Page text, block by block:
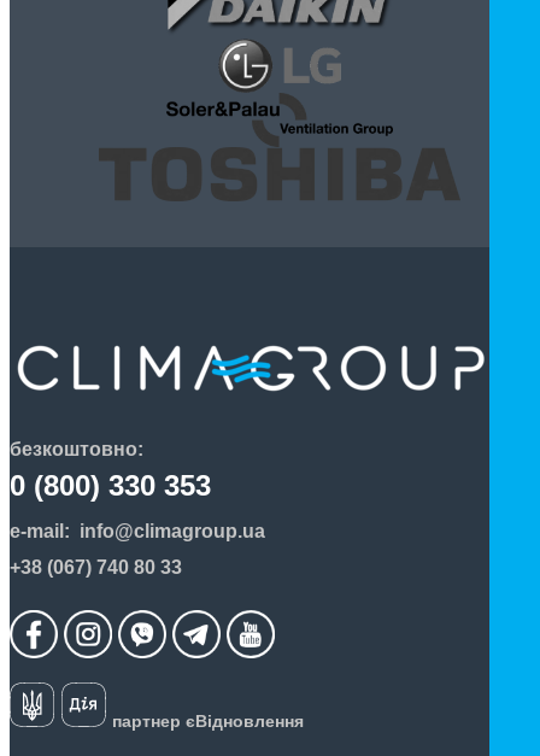
безкоштовно:
0 (800) 330 353
e-mail: info@climagroup.ua
+38 (067) 740 80 33
партнер єВідновлення